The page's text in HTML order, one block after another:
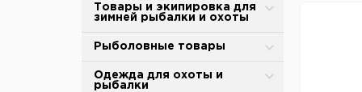
Товары и экипировка для
зимней рыбалки и охоты
Палатки для зимней рыбалки
Полы для зимней палатки
Рыболовные товары
Блесны
Одежда для охоты и
рыбалки